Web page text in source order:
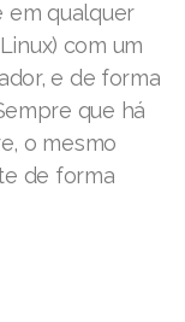
em qualquer
com um
e de forma
que há
o mesmo
de forma